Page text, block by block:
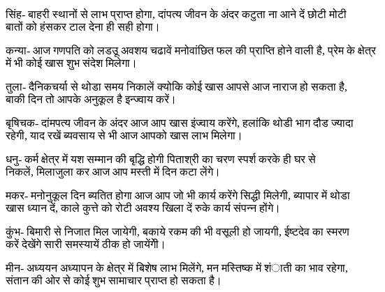
सिंह- बाहरी स्थानों से लाभ प्राप्त होगा, दांपत्य जीवन के अंदर कटुता ना आने दें छोटी मोटी
बातों को हंसकर टाल देना ही सही होगा।
कन्या- आज गणपति को लडउू अवशय चढावें मनोवांछित फल की प्राप्ति होने वाली है, प्रेम के क्षेत्र
में भी कोई खास शुभ संदेश मिलेगा।
तुला- दैनिकचर्या से थोडा समय निकालें क्योकि कोई खास आपसे आज नाराज हो सकता है,
बाकी दिन तो आपके अनुकूल है इन्ज्वाय करें।
बृषिचक- दांमपत्य जीवन के अंदर आज आप खास इंज्वाय करेंगे, हलांकि थोडी भाग दौड ज्यादा
रहेगी, याद रखें ब्यवसाय से भी आज आपको खास लाभ मिलेगा।
धनु- कर्म क्षेत्र में यश सम्मान की बृद्धि होगी पिताश्री का चरण स्पर्श करके ही घर से
निकलें, मिलाजुला कर आज आप मस्ती में दिन कटा लेंगे।
मकर- मनोनुकूल दिन ब्यतित होगा आज आप जो भी कार्य करेंगे सिद्धी मिलेगी, ब्यापार में थोडा
खास ध्यान दें, काले कुत्ते को रोटी अवश्य खिला दें रुके कार्य संपन्न होंगे।
कुंभ- बिमारी से निजात मिल जायेगी, बकाये रकम की भी वसूली हो जायगी, ईष्टदेव का स्मरण
करें देखेंगे सारी समस्यायें ठीक हो जायेंगेी।
मीन- अध्ययन अध्यापन के क्षेत्र में बिशेष लाभ मिलेंगे, मन मस्तिष्क में शंाती का भाव रहेगा,
संतान की ओर से कोई शुभ सामाचार प्राप्त हो सकता है।